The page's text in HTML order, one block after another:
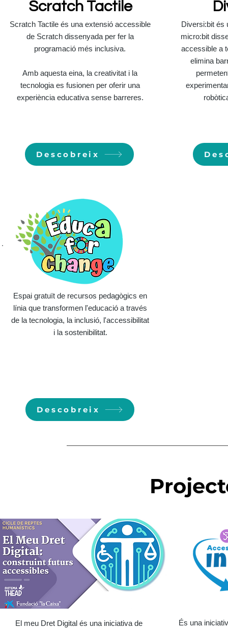
Scratch Tactile
Scratch Tactile és una extensió accessible
de Scratch dissenyada per fer la
programació més inclusiva.
Amb aquesta eina, la creativitat i la
tecnologia es fusionen per oferir una
experiència educativa sense barreres.
Descobreix
Diversi:bit és
micro:bit
accessible a
elimina
Espai gratuït de recursos pedagògics en
línia que transformen l'educació a través
de la tecnologia, la inclusió, l'accessibilitat
i la sostenibilitat.
Descobreix
El meu Dret Digital és una iniciativa de
És una